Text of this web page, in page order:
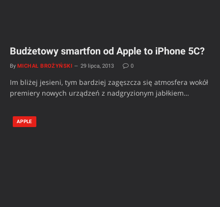
Budżetowy smartfon od Apple to iPhone 5C?
By MICHAŁ BROŻYŃSKI 29 lipca, 2013 0
Im bliżej jesieni, tym bardziej zagęszcza się atmosfera wokół
premiery nowych urządzeń z nadgryzionym jabłkiem…
APPLE